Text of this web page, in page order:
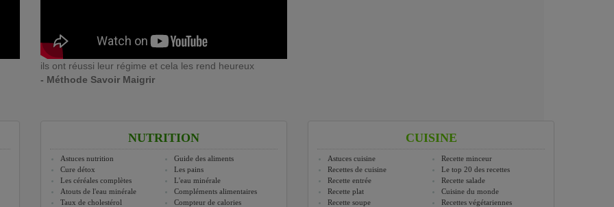
ils ont réussi leur régime et cela les rend heureux
- Méthode Savoir Maigrir
NUTRITION
Astuces nutrition
Guide des aliments
Cure détox
Les pains
Les céréales complètes
L'eau minérale
Atouts de l'eau minérale
Compléments alimentaires
Taux de cholestérol
Compteur de calories
CUISINE
Astuces cuisine
Recette minceur
Recettes de cuisine
Le top 20 des recettes
Recette entrée
Recette salade
Recette plat
Cuisine du monde
Recette soupe
Recettes végétariennes